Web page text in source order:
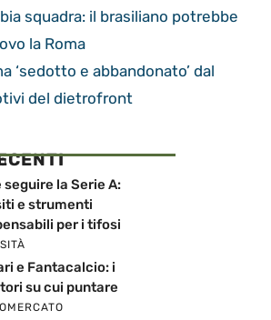
squadra: il brasiliano potrebbe
la Roma
‘sedotto e abbandonato’ dal
del dietrofront
seguire la Serie A:
e strumenti
per i tifosi
e Fantacalcio: i
su cui puntare